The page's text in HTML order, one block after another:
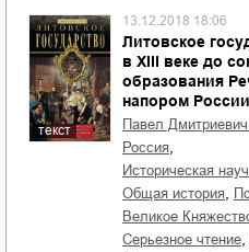
текст
Литовское
в XIII веке до
образования
напором
13.12.2018 18:06
Павел
Россия
историческая
общая история
Великое
серьезное чтение